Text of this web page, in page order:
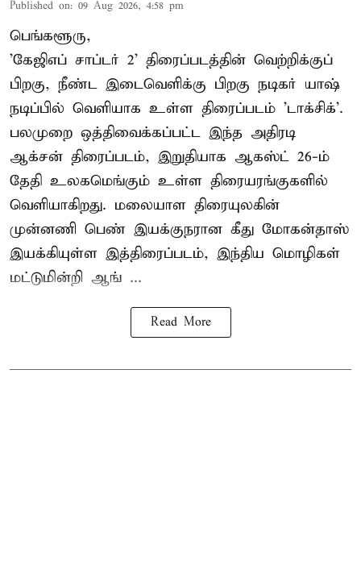
Published on: 09 Aug 2026, 4:58 pm
பெங்களூரு,
'கேஜிஎப் சாப்டர் 2' திரைப்படத்தின் வெற்றிக்குப்
பிறகு, நீண்ட இடைவெளிக்கு பிறகு நடிகர் யாஷ்
நடிப்பில் வெளியாக உள்ள திரைப்படம் 'டாக்சிக்'.
பலமுறை ஒத்திவைக்கப்பட்ட இந்த அதிரடி
ஆக்சன் திரைப்படம், இறுதியாக ஆகஸ்ட் 26-ம்
தேதி உலகமெங்கும் உள்ள திரையரங்குகளில்
வெளியாகிறது. மலையாள திரையுலகின்
முன்னணி பெண் இயக்குநரான கீது மோகன்தாஸ்
இயக்கியுள்ள இத்திரைப்படம், இந்திய மொழிகள்
மட்டுமின்றி ஆங் ...
Read More